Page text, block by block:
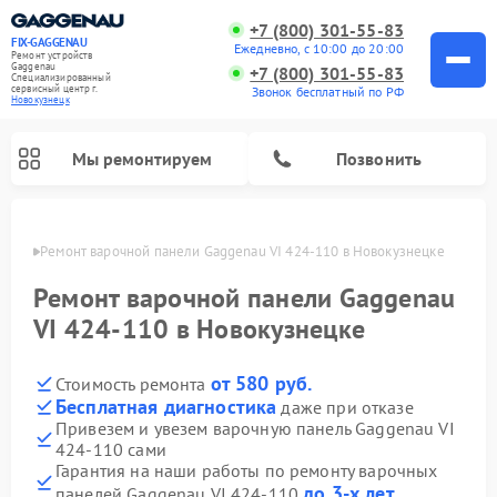
FIX-GAGGENAU
Ремонт устройств
Gaggenau
Специализированный
cервисный центр г.
Новокузнецк
+7 (800) 301-55-83
Ежедневно, с 10:00 до 20:00
+7 (800) 301-55-83
Звонок бесплатный по РФ
Мы ремонтируем Позвонить
Ремонт варочной панели Gaggenau VI 424-110 в Новокузнецке
Ремонт варочной панели Gaggenau
VI 424-110 в Новокузнецке
Стоимость ремонта от 580 руб.
Бесплатная диагностика даже при отказе
Привезем и увезем варочную панель Gaggenau VI
424-110 сами
Гарантия на наши работы по ремонту варочных